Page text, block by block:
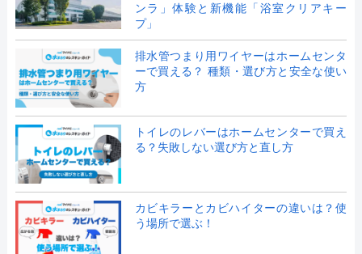
ンラ」体験と新機能「浴室クリアキー
プ」
排水管つまり用ワイヤーはホームセンタ
ーで買える？ 種類・選び方と安全な使い
方
トイレのレバーはホームセンターで買え
る？失敗しない選び方と直し方
カビキラーとカビハイターの違いは？使
う場所で選ぶ！